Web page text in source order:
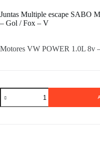
Juntas Multiple escape SABO
– Gol / Fox – V
Motores VW POWER 1.0L 8v
Juntas
Multiple
escape